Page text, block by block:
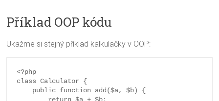
Příklad OOP kódu
Ukažme si stejný příklad kalkulačky v OOP:
<?php
class Calculator {